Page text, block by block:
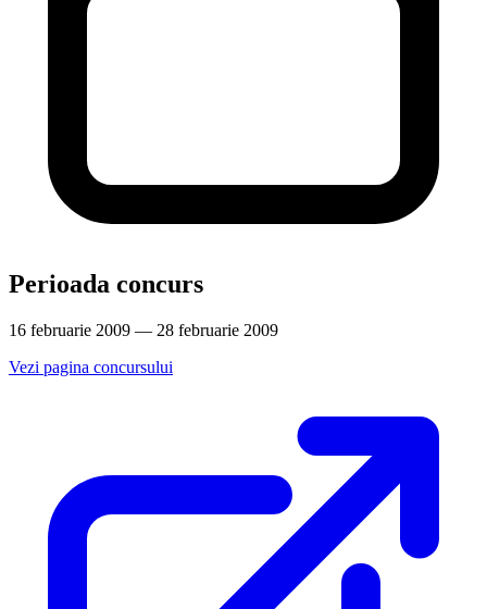
Perioada concurs
16 februarie 2009 — 28 februarie 2009
Vezi pagina concursului